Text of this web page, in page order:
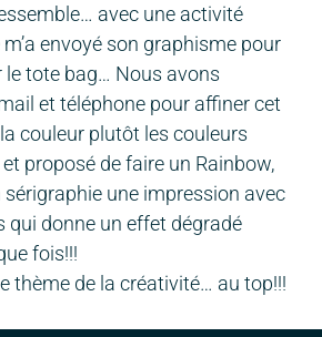
avec une activité
envoyé son graphisme pour
le tote bag… Nous avons
et téléphone pour affiner cet
couleur plutôt les couleurs
et proposé de faire un Rainbow,
sérigraphie une impression avec
qui donne un effet dégradé
fois!!!
thème de la créativité… au top!!!